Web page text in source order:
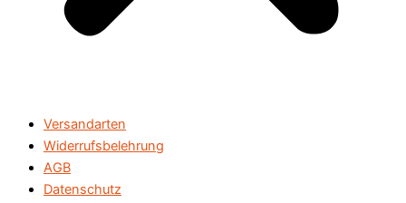
Versandarten
Widerrufsbelehrung
AGB
Datenschutz